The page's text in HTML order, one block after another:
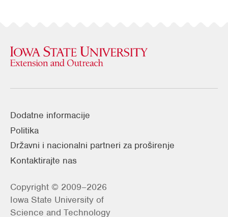
Dodatne informacije
Politika
Državni i nacionalni partneri za proširenje
Kontaktirajte nas
Copyright © 2009–2026
Iowa State University of
Science and Technology